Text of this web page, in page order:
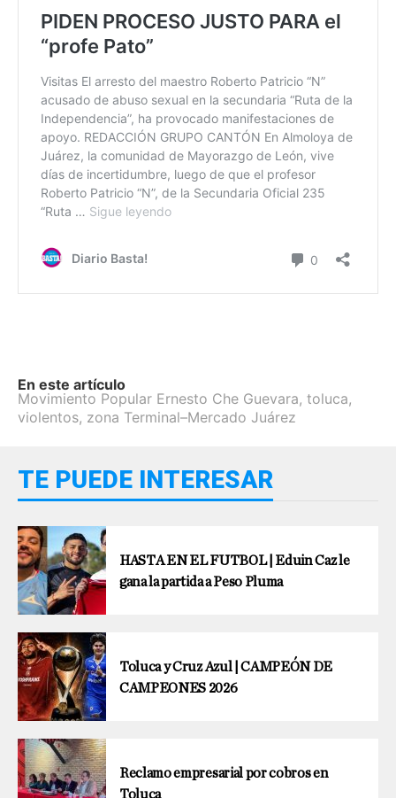
En este artículo
Movimiento Popular Ernesto Che Guevara, toluca,
violentos, zona Terminal–Mercado Juárez
TE PUEDE INTERESAR
HASTA EN EL FUTBOL | Eduin Caz le
gana la partida a Peso Pluma
Toluca y Cruz Azul | CAMPEÓN DE
CAMPEONES 2026
Reclamo empresarial por cobros en
Toluca